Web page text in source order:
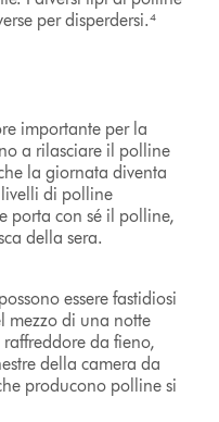
per disperdersi.⁴
importante per la
a rilasciare il polline
la giornata diventa
di polline
porta con sé il polline,
della sera.
essere fastidiosi
mezzo di una notte
da fieno,
della camera da
producono polline si